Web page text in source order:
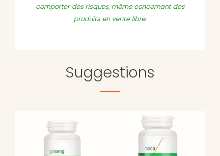
comporter des risques, même concernant des
produits en vente libre.
Suggestions